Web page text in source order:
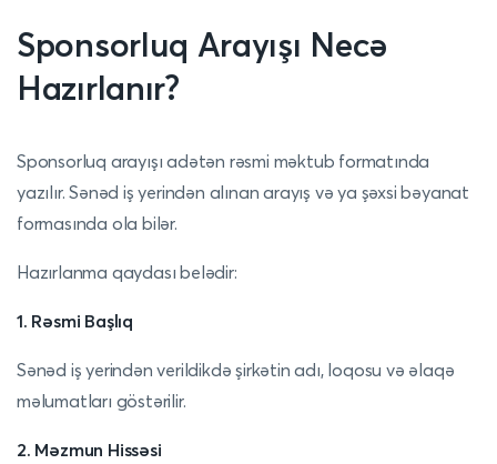
Sponsorluq Arayışı Necə
Hazırlanır?
Sponsorluq arayışı adətən rəsmi məktub formatında
yazılır. Sənəd iş yerindən alınan arayış və ya şəxsi bəyanat
formasında ola bilər.
Hazırlanma qaydası belədir:
1. Rəsmi Başlıq
Sənəd iş yerindən verildikdə şirkətin adı, loqosu və əlaqə
məlumatları göstərilir.
2. Məzmun Hissəsi